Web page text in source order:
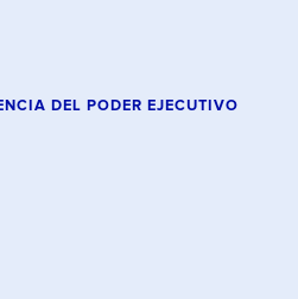
DEL PODER EJECUTIVO